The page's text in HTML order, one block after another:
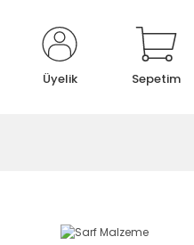
Üyelik Sepetim